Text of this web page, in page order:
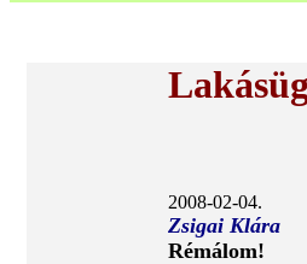
2008-02-04.
Zsigai Klára
Rémálom!